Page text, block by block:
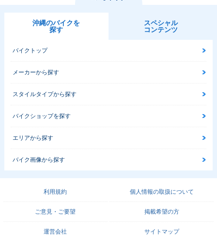
沖縄のバイクを
探す
スペシャル
コンテンツ
バイクトップ
メーカーから探す
スタイルタイプから探す
バイクショップを探す
エリアから探す
バイク画像から探す
利用規約 個人情報の取扱について
ご意見・ご要望 掲載希望の方
運営会社 サイトマップ